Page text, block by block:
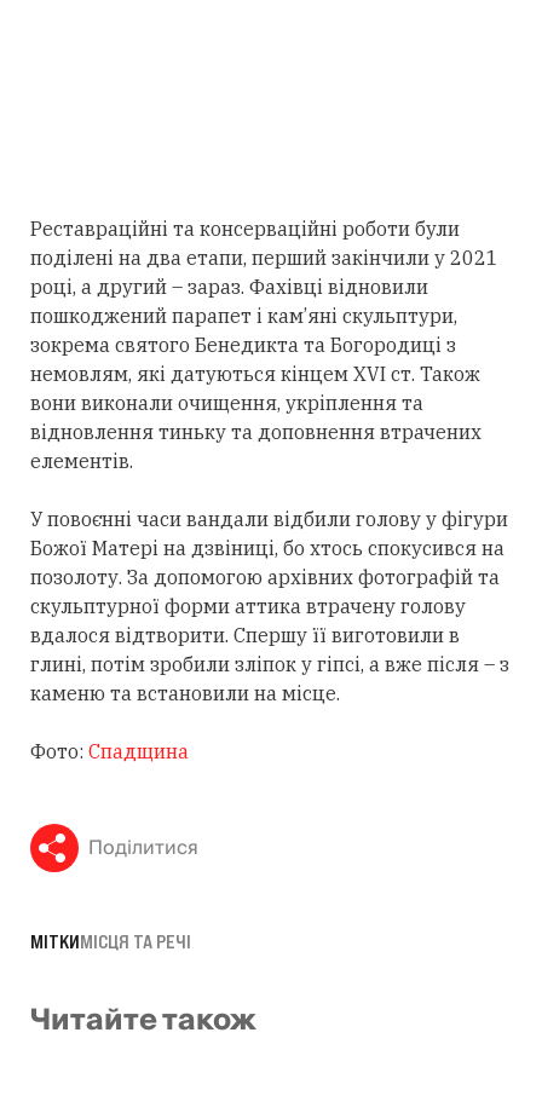
Реставраційні та консерваційні роботи були
поділені на два етапи, перший закінчили у 2021
році, а другий – зараз. Фахівці відновили
пошкоджений парапет і кам’яні скульптури,
зокрема святого Бенедикта та Богородиці з
немовлям, які датуються кінцем XVI ст. Також
вони виконали очищення, укріплення та
відновлення тиньку та доповнення втрачених
елементів.
У повоєнні часи вандали відбили голову у фігури
Божої Матері на дзвіниці, бо хтось спокусився на
позолоту. За допомогою архівних фотографій та
скульптурної форми аттика втрачену голову
вдалося відтворити. Спершу її виготовили в
глині, потім зробили зліпок у гіпсі, а вже після – з
каменю та встановили на місце.
Фото: Спадщина
Поділитися
МІТКИМІСЦЯ ТА РЕЧІ
Читайте також